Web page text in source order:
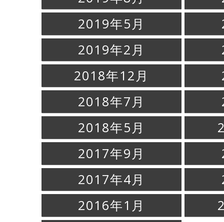
2019年5月
2019年2月
2018年12月
2018年7月
2018年5月
2017年9月
2017年4月
2016年1月